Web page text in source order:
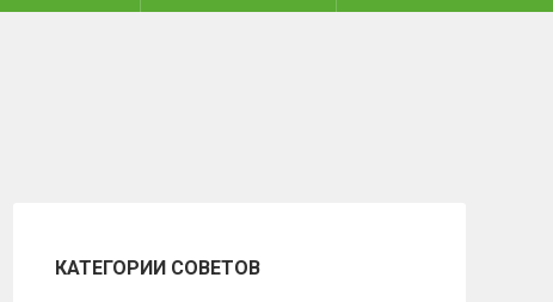
КАТЕГОРИИ СОВЕТОВ